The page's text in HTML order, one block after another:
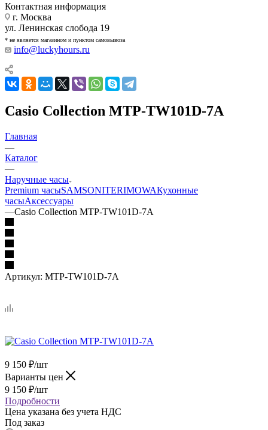
Контактная информация
г. Москва
ул. Ленинская слобода 19
* не является магазином и пунктом самовывоза
info@luckyhours.ru
Casio Collection MTP-TW101D-7A
Главная
—
Каталог
—
Наручные часы
Premium часыSAMSONITERIMOWAКухонные
часыАксессуары
—Casio Collection MTP-TW101D-7A
Артикул: MTP-TW101D-7A
9 150 ₽/шт
Варианты цен
9 150 ₽/шт
Подробности
Цена указана без учета НДС
Под заказ